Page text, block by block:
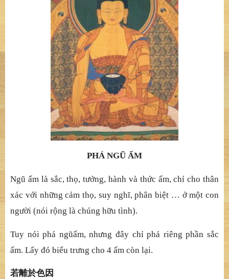
PHÁ NGŨ ẤM
Ngũ ấm là sắc, thọ, tưởng, hành và thức ấm, chỉ cho thân
xác với những cảm thọ, suy nghĩ, phân biệt … ởmột con
người (nói rộng là chúng hữu tình).
Tuy nói phá ngũấm, nhưng đây chỉ phá riêng phần sắc
ấm. Lấy đó biểu trưng cho 4 ấm còn lại.
若離於色因